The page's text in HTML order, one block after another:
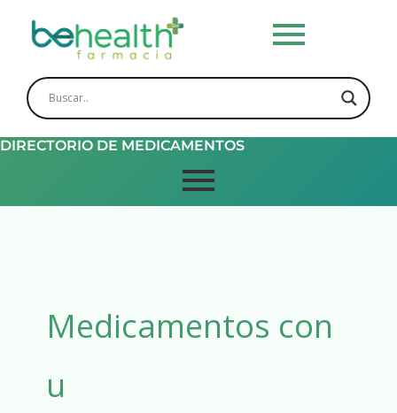
DIRECTORIO DE MEDICAMENTOS
Medicamentos con
u